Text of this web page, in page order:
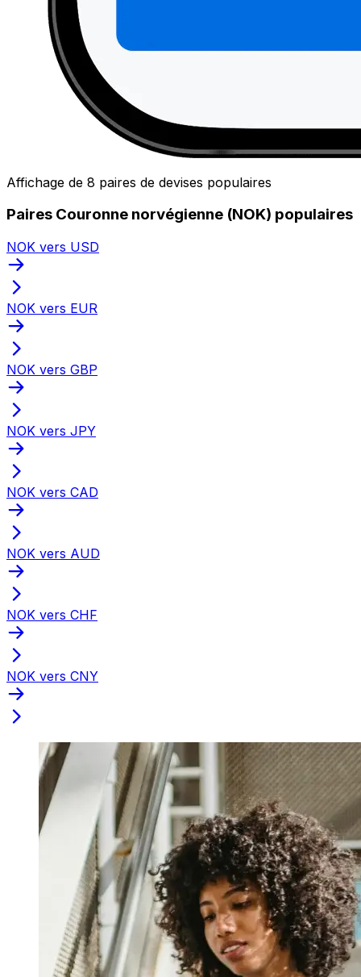
Affichage de 8 paires de devises populaires
Paires Couronne norvégienne (NOK) populaires
NOK vers USD
NOK vers EUR
NOK vers GBP
NOK vers JPY
NOK vers CAD
NOK vers AUD
NOK vers CHF
NOK vers CNY